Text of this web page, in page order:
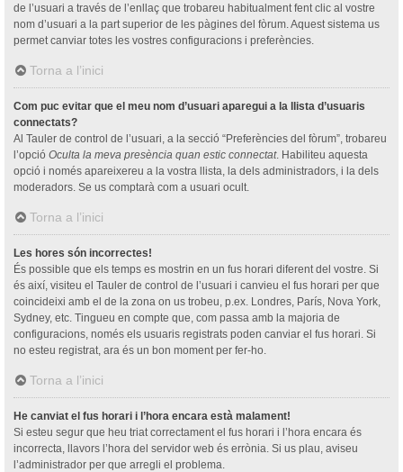
de l’usuari a través de l’enllaç que trobareu habitualment fent clic al vostre
nom d’usuari a la part superior de les pàgines del fòrum. Aquest sistema us
permet canviar totes les vostres configuracions i preferències.
Torna a l’inici
Com puc evitar que el meu nom d’usuari aparegui a la llista d’usuaris
connectats?
Al Tauler de control de l’usuari, a la secció “Preferències del fòrum”, trobareu
l’opció Oculta la meva presència quan estic connectat. Habiliteu aquesta
opció i només apareixereu a la vostra llista, la dels administradors, i la dels
moderadors. Se us comptarà com a usuari ocult.
Torna a l’inici
Les hores són incorrectes!
És possible que els temps es mostrin en un fus horari diferent del vostre. Si
és així, visiteu el Tauler de control de l’usuari i canvieu el fus horari per que
coincideixi amb el de la zona on us trobeu, p.ex. Londres, París, Nova York,
Sydney, etc. Tingueu en compte que, com passa amb la majoria de
configuracions, només els usuaris registrats poden canviar el fus horari. Si
no esteu registrat, ara és un bon moment per fer-ho.
Torna a l’inici
He canviat el fus horari i l’hora encara està malament!
Si esteu segur que heu triat correctament el fus horari i l’hora encara és
incorrecta, llavors l’hora del servidor web és errònia. Si us plau, aviseu
l’administrador per que arregli el problema.